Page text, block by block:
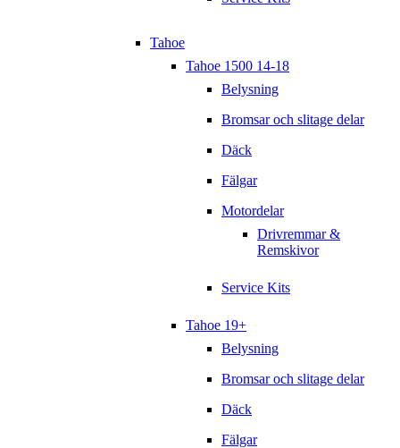
Tahoe
Tahoe 1500 14-18
Belysning
Bromsar och slitage delar
Däck
Fälgar
Motordelar
Drivremmar &
Remskivor
Service Kits
Tahoe 19+
Belysning
Bromsar och slitage delar
Däck
Fälgar